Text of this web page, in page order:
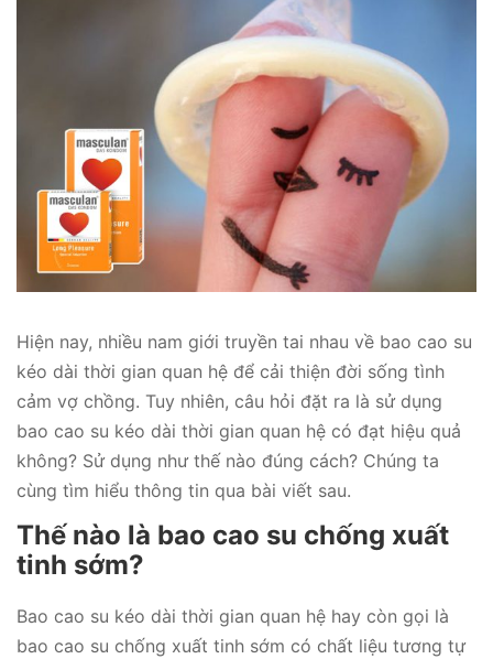
Hiện nay, nhiều nam giới truyền tai nhau về bao cao su
kéo dài thời gian quan hệ để cải thiện đời sống tình
cảm vợ chồng. Tuy nhiên, câu hỏi đặt ra là sử dụng
bao cao su kéo dài thời gian quan hệ có đạt hiệu quả
không? Sử dụng như thế nào đúng cách? Chúng ta
cùng tìm hiểu thông tin qua bài viết sau.
Thế nào là bao cao su chống xuất
tinh sớm?
Bao cao su kéo dài thời gian quan hệ hay còn gọi là
bao cao su chống xuất tinh sớm có chất liệu tương tự